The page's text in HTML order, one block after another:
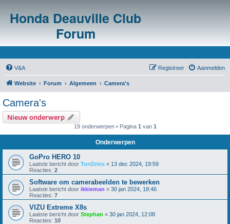
Honda Deauville Club
Forum
V&A Aanmelden
Registreer
Website Forum Algemeen Camera's
Camera's
Nieuw onderwerp
19 onderwerpen • Pagina 1 van 1
Onderwerpen
GoPro HERO 10
Laatste bericht door TonDries « 13 dec 2024, 19:59
Reacties: 2
Software om camerabeelden te bewerken
Laatste bericht door ikkieman « 30 jan 2024, 18:46
Reacties: 7
VIZU Extreme X8s
Laatste bericht door Stephan « 30 jan 2024, 12:08
Reacties: 10